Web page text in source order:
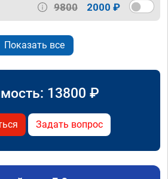
9800 2000 ₽
Показать все
13800 ₽
Задать вопрос